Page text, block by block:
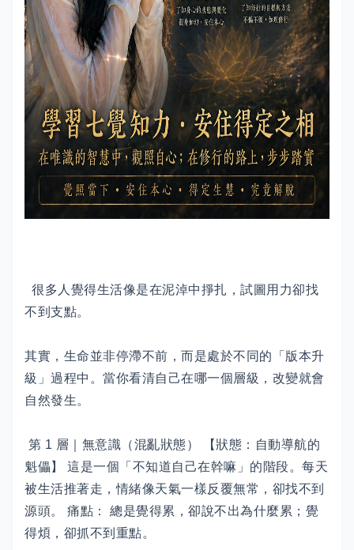
很多人覺得生活像是在泥淖中掙扎，試圖用力卻找
不到支點。
其實，生命並非停滯不前，而是處於不同的「版本升
級」過程中。當你看清自己在哪一個層級，改變就會
自然發生。
第 1 層｜無意識（混亂狀態） 【狀態：自動導航的
魁儡】 這是一個「不知道自己在幹嘛」的階段。每天
被生活推著走，情緒像天氣一樣反覆無常，卻找不到
源頭。 痛點： 總是覺得累，卻說不出為什麼累；覺
得煩，卻抓不到重點。